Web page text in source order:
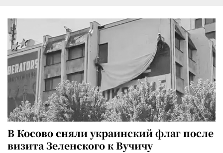
В Косово сняли украинский флаг после
визита Зеленского к Вучичу